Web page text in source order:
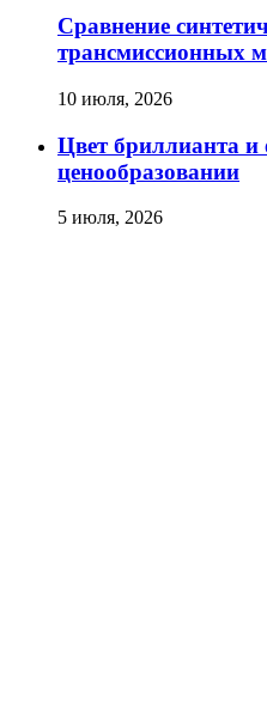
Сравнение
трансмиссионных
10 июля, 2026
Цвет бриллианта и
ценообразовании
5 июля, 2026